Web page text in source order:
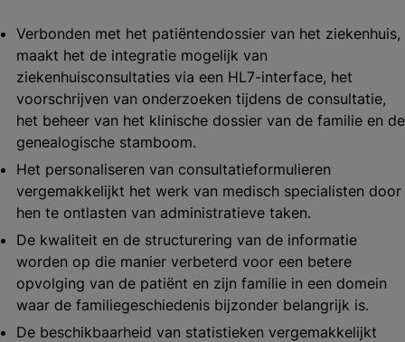
Verbonden met het patiëntendossier van het ziekenhuis,
maakt het de integratie mogelijk van
ziekenhuisconsultaties via een HL7-interface, het
voorschrijven van onderzoeken tijdens de consultatie,
het beheer van het klinische dossier van de familie en de
genealogische stamboom.
Het personaliseren van consultatieformulieren
vergemakkelijkt het werk van medisch specialisten door
hen te ontlasten van administratieve taken.
De kwaliteit en de structurering van de informatie
worden op die manier verbeterd voor een betere
opvolging van de patiënt en zijn familie in een domein
waar de familiegeschiedenis bijzonder belangrijk is.
De beschikbaarheid van statistieken vergemakkelijkt